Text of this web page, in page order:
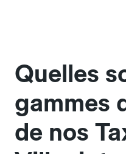
Quelles
gammes
de nos